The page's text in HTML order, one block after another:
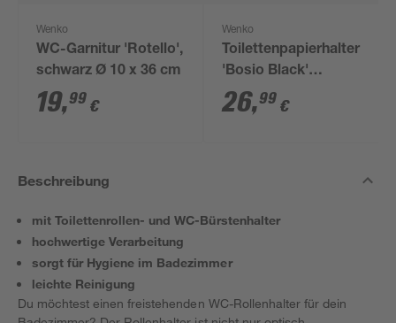
Wenko
WC-Garnitur 'Rotello',
schwarz Ø 10 x 36 cm
19,99 €
Wenko
Toilettenpapierhalter
'Bosio Black'
Edelstahl rostfrei,
matt
26,99 €
Beschreibung
mit Toilettenrollen- und WC-Bürstenhalter
hochwertige Verarbeitung
sorgt für Hygiene im Badezimmer
leichte Reinigung
Du möchtest einen freistehenden WC-Rollenhalter für dein